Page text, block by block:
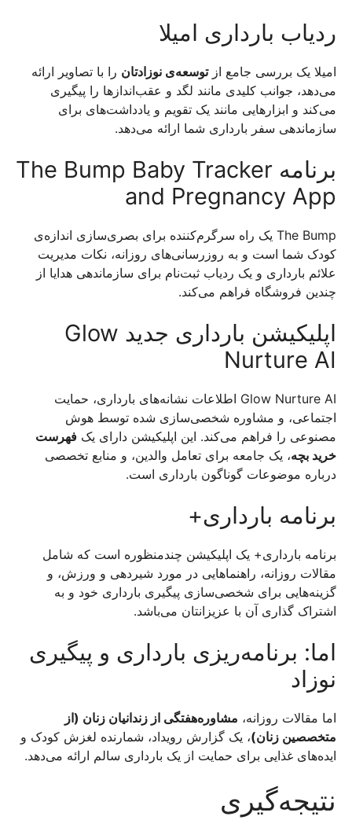
ردیاب بارداری امیلا
امیلا یک بررسی جامع ازتوسعه‌ی نوزادتان را با تصاویر ارائه
می‌دهد، جوانب کلیدی مانند لگد و عقب‌انداز‌ها را پیگیری
می‌کند و ابزارهایی مانند یک تقویم و یادداشت‌های برای
سازماندهی سفر بارداری شما ارائه می‌دهد.
برنامه The Bump Baby Tracker
and Pregnancy App
The Bump یک راه سرگرم‌کننده برای بصری‌سازی اندازه‌ی
کودک شما است و به روزرسانی‌های روزانه، نکات مدیریت
علائم بارداری و یک ردیاب ثبت‌نام برای سازماندهی هدایا از
چندین فروشگاه فراهم می‌کند.
اپلیکیشن بارداری جدید Glow
Nurture AI
Glow Nurture AI اطلاعات نشانه‌های بارداری، حمایت
اجتماعی، و مشاوره شخصی‌سازی شده توسط هوش
مصنوعی را فراهم می‌کند. این اپلیکیشن دارای یک فهرست
خرید بچه، یک جامعه برای تعامل والدین، و منابع تخصصی
درباره موضوعات گوناگون بارداری است.
برنامه بارداری+
برنامه بارداری+ یک اپلیکیشن چندمنظوره است که شامل
مقالات روزانه، راهنماهایی در مورد شیردهی و ورزش، و
گزینه‌هایی برای شخصی‌سازی پیگیری بارداری خود و به
اشتراک گذاری آن با عزیزانتان می‌باشد.
اما: برنامه‌ریزی بارداری و پیگیری
نوزاد
اما مقالات روزانه، مشاوره‌هفتگی از زندانیان زنان (از
متخصصین زنان)، یک گزارش رویداد، شمارنده لغزش کودک و
ایده‌های غذایی برای حمایت از یک بارداری سالم ارائه می‌دهد.
نتیجه‌گیری